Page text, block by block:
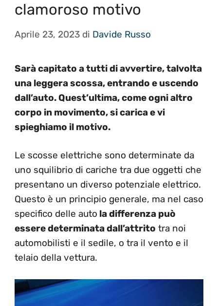
clamoroso motivo
Aprile 23, 2023 di Davide Russo
Sarà capitato a tutti di avvertire, talvolta
una leggera scossa, entrando e uscendo
dall’auto. Quest’ultima, come ogni altro
corpo in movimento, si carica e vi
spieghiamo il motivo.
Le scosse elettriche sono determinate da
uno squilibrio di cariche tra due oggetti che
presentano un diverso potenziale elettrico.
Questo è un principio generale, ma nel caso
specifico delle auto la differenza può
essere determinata dall’attrito tra noi
automobilisti e il sedile, o tra il vento e il
telaio della vettura.